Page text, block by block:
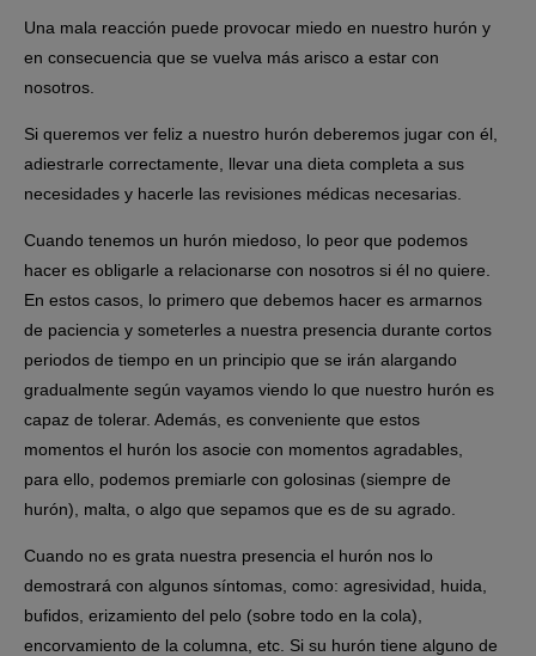
Una mala reacción puede provocar miedo en nuestro hurón y
en consecuencia que se vuelva más arisco a estar con
nosotros.
Si queremos ver feliz a nuestro hurón deberemos jugar con él,
adiestrarle correctamente, llevar una dieta completa a sus
necesidades y hacerle las revisiones médicas necesarias.
Cuando tenemos un hurón miedoso , lo peor que podemos
hacer es obligarle a relacionarse con nosotros si él no quiere.
En estos casos, lo primero que debemos hacer es armarnos
de paciencia y someterles a nuestra presencia durante cortos
periodos de tiempo en un principio que se irán alargando
gradualmente según vayamos viendo lo que nuestro hurón es
capaz de tolerar. Además, es conveniente que estos
momentos el hurón los asocie con momentos agradables,
para ello, podemos premiarle con golosinas (siempre de
hurón), malta, o algo que sepamos que es de su agrado.
Cuando no es grata nuestra presencia el hurón nos lo
demostrará con algunos síntomas, como: agresividad, huida,
bufidos, erizamiento del pelo (sobre todo en la cola),
encorvamiento de la columna, etc. Si su hurón tiene alguno de